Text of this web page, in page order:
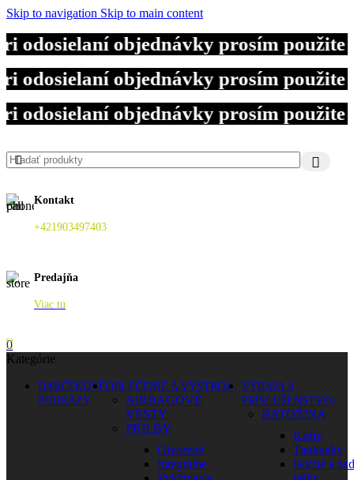
Skip to navigation Skip to main content
objednávky prosím použite
objednávky prosím použite
objednávky prosím použite
Kontakt
+421903497403
Predajňa
Viac tu
0
Kategórie
DARČEKOVÉ
POUKAZY
OBLEČENIE A VÝSTROJ
AIRBAGOVÉ
VESTY
PRILBY
Otvorené
Integrálne
VÝBAVA A
PRÍSLUŠENSTVO
BATOŽINA
Kufre
Tankvaky
Bočné a